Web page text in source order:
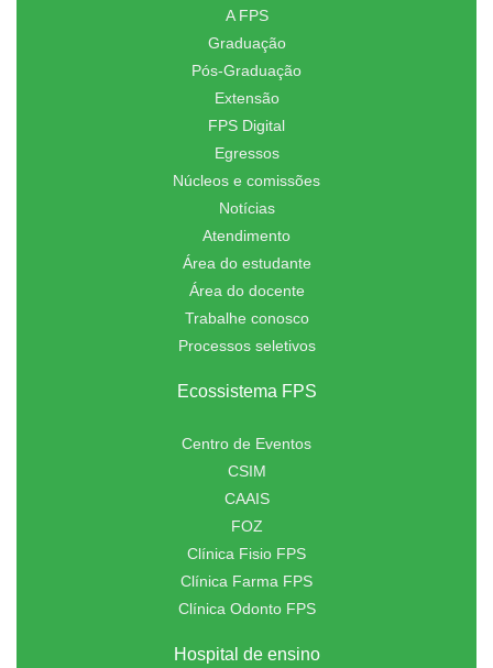
A FPS
Graduação
Pós-Graduação
Extensão
FPS Digital
Egressos
Núcleos e comissões
Notícias
Atendimento
Área do estudante
Área do docente
Trabalhe conosco
Processos seletivos
Ecossistema FPS
Centro de Eventos
CSIM
CAAIS
FOZ
Clínica Fisio FPS
Clínica Farma FPS
Clínica Odonto FPS
Hospital de ensino